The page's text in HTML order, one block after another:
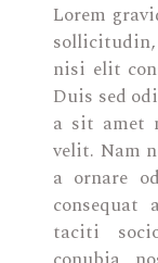
Lorem
nisi elit
Duis sed
a sit amet
velit. Nam
a ornare
taciti